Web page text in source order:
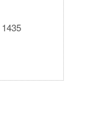
1435